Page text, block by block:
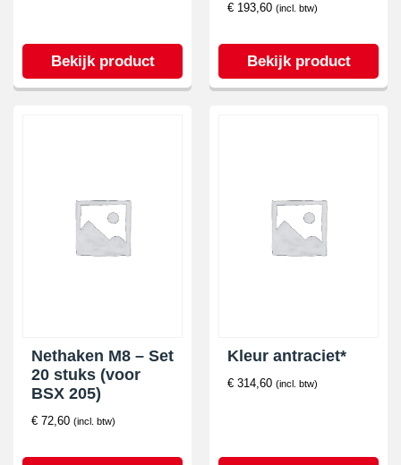
Bekijk product
€ 193,60 (incl. btw)
Bekijk product
Nethaken M8 – Set
20 stuks (voor
BSX 205)
€ 72,60 (incl. btw)
Kleur antraciet*
€ 314,60 (incl. btw)